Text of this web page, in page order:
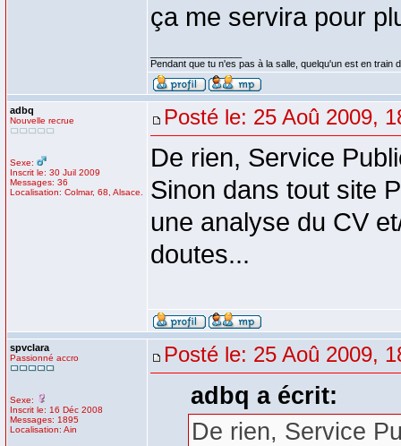
ça me servira pour
Pendant que tu n'es pas à la salle, quelqu'un est en train
adbq
Nouvelle recrue
Sexe:
Inscrit le: 30 Juil 2009
Messages: 36
Localisation: Colmar, 68, Alsace.
Posté le: 25 Aoû 2009,
De rien, Service
Sinon dans tout site
une analyse du CV
doutes...
spvclara
Passionné accro
Sexe:
Inscrit le: 16 Déc 2008
Messages: 1895
Localisation: Ain
Posté le: 25 Aoû 2009,
adbq a écrit:
De rien, Service